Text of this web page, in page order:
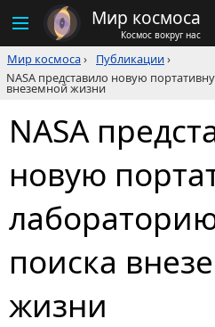
Мир космоса
Космос вокруг нас
Мир космоса› Публикации›
NASA представило новую
внеземной жизни
NASA
новую
поиска
жизни